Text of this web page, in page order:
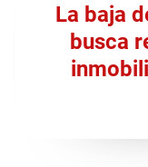
La baja
busca